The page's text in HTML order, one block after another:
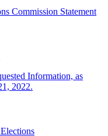
Commission Statement
Information, as
2022.